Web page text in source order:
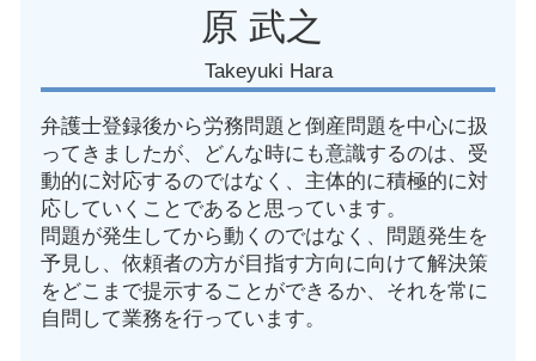
原 武之
Takeyuki Hara
弁護士登録後から労務問題と倒産問題を中心に扱
ってきましたが、どんな時にも意識するのは、受
動的に対応するのではなく、主体的に積極的に対
応していくことであると思っています。
問題が発生してから動くのではなく、問題発生を
予見し、依頼者の方が目指す方向に向けて解決策
をどこまで提示することができるか、それを常に
自問して業務を行っています。